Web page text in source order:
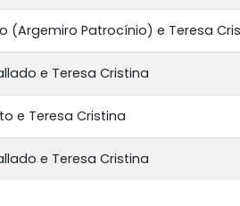
(Argemiro Patrocínio) e Teresa
e Teresa Cristina
e Teresa Cristina
e Teresa Cristina